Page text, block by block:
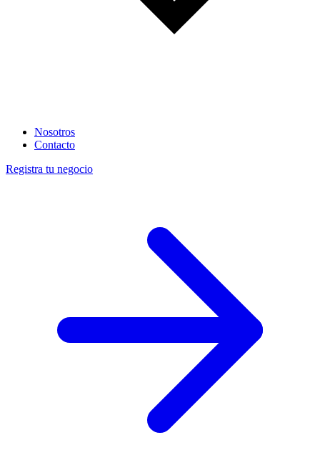
Nosotros
Contacto
Registra tu negocio